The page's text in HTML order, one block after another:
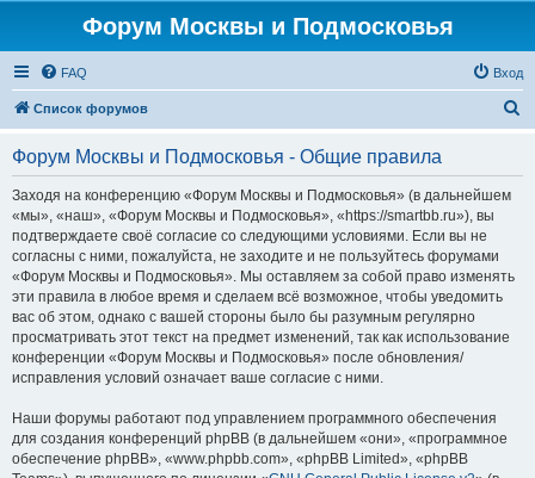
Форум Москвы и Подмосковья
FAQ Вход
Список форумов
Форум Москвы и Подмосковья - Общие правила
Заходя на конференцию «Форум Москвы и Подмосковья» (в дальнейшем
«мы», «наш», «Форум Москвы и Подмосковья», «https://smartbb.ru»), вы
подтверждаете своё согласие со следующими условиями. Если вы не
согласны с ними, пожалуйста, не заходите и не пользуйтесь форумами
«Форум Москвы и Подмосковья». Мы оставляем за собой право изменять
эти правила в любое время и сделаем всё возможное, чтобы уведомить
вас об этом, однако с вашей стороны было бы разумным регулярно
просматривать этот текст на предмет изменений, так как использование
конференции «Форум Москвы и Подмосковья» после обновления/
исправления условий означает ваше согласие с ними.
Наши форумы работают под управлением программного обеспечения
для создания конференций phpBB (в дальнейшем «они», «программное
обеспечение phpBB», «www.phpbb.com», «phpBB Limited», «phpBB